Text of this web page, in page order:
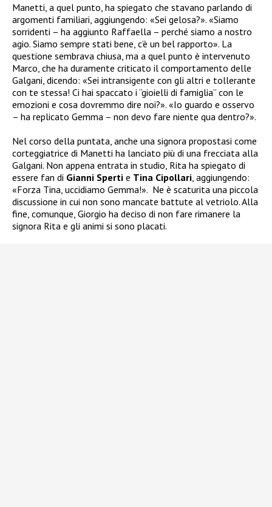
Manetti, a quel punto, ha spiegato che stavano parlando di
argomenti familiari, aggiungendo: «Sei gelosa?». «Siamo
sorridenti – ha aggiunto Raffaella – perché siamo a nostro
agio. Siamo sempre stati bene, c’è un bel rapporto». La
questione sembrava chiusa, ma a quel punto è intervenuto
Marco, che ha duramente criticato il comportamento delle
Galgani, dicendo: «Sei intransigente con gli altri e tollerante
con te stessa! Ci hai spaccato i “gioielli di famiglia” con le
emozioni e cosa dovremmo dire noi?». «Io guardo e osservo
– ha replicato Gemma – non devo fare niente qua dentro?».
Nel corso della puntata, anche una signora propostasi come
corteggiatrice di Manetti ha lanciato più di una frecciata alla
Galgani. Non appena entrata in studio, Rita ha spiegato di
essere fan di Gianni Sperti e Tina Cipollari , aggiungendo:
«Forza Tina, uccidiamo Gemma!». Ne è scaturita una piccola
discussione in cui non sono mancate battute al vetriolo. Alla
fine, comunque, Giorgio ha deciso di non fare rimanere la
signora Rita e gli animi si sono placati.